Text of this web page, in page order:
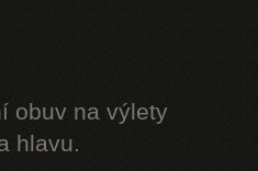
obuv na výlety
hlavu.